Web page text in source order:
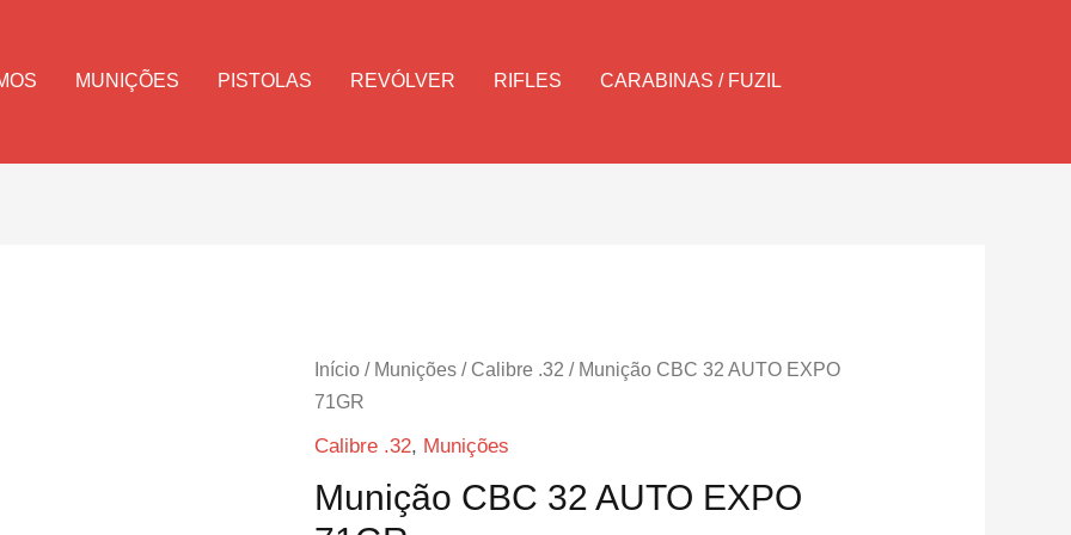
MUNIÇÕES PISTOLAS REVÓLVER RIFLES CARABINAS / FUZIL
Início/ Munições/ Calibre .32 / Munição CBC 32 AUTO EXPO
71GR
Calibre .32, Munições
Munição CBC 32 AUTO EXPO